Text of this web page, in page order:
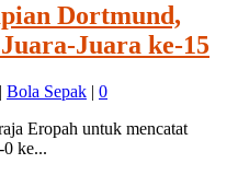
Dortmund,
Juara ke-15
| Bola Sepak | 0
Eropah untuk mencatat
0 ke...